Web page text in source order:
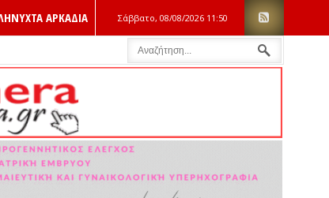
ΑΡΚΑΔΙΑ Σάββατο, 08/08/2026 11:50